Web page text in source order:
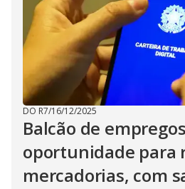
DO R7/16/12/2025
Balcão de
oportunidade para
mercadorias, com